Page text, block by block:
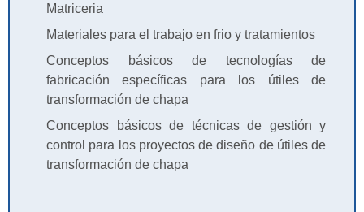
Matriceria
Materiales para el trabajo en frio y tratamientos
Conceptos básicos de tecnologías de
fabricación específicas para los útiles de
transformación de chapa
Conceptos básicos de técnicas de gestión y
control para los proyectos de diseño de útiles de
transformación de chapa